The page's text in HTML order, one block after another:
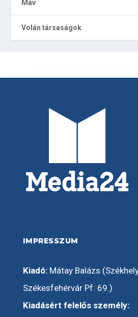
Máv
Volán társaságok
IMPRESSZUM
Kiadó:Mátay Balázs
Székesfehérvár Pf: 69.)
Kiadásért felelős személy: